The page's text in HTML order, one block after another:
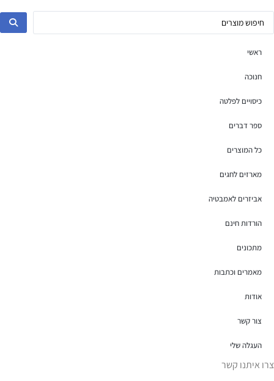
ראשי
חנוכה
כיסויים לפלטה
ספר דברים
כל המוצרים
מארזים לחגים
אביזרים לאמבטיה
הורדות חינם
מתכונים
מאמרים וכתבות
אודות
צור קשר
העגלה שלי
צרו איתנו קשר